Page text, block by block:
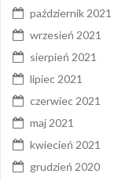
październik 2021
wrzesień 2021
sierpień 2021
lipiec 2021
czerwiec 2021
maj 2021
kwiecień 2021
grudzień 2020